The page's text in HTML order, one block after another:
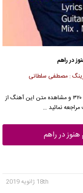
در راهم
: مصطفی سلطانی
با کیفیت ۱۲۸ و ۳۲۰ و مشاهده متن این آهنگ از
نمائید …
در راهم
18th ژانویه 2019